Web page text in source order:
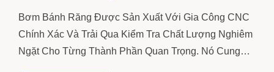
Bơm Bánh Răng Được Sản Xuất Với Gia Công CNC
Chính Xác Và Trải Qua Kiểm Tra Chất Lượng Nghiêm
Ngặt Cho Từng Thành Phần Quan Trọng. Nó Cung